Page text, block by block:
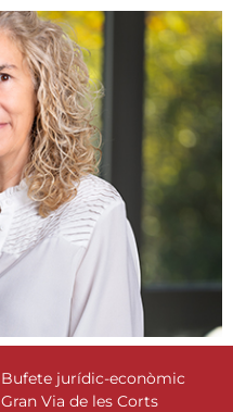
Bufete jurídic-econòmic
Gran Via de les Corts